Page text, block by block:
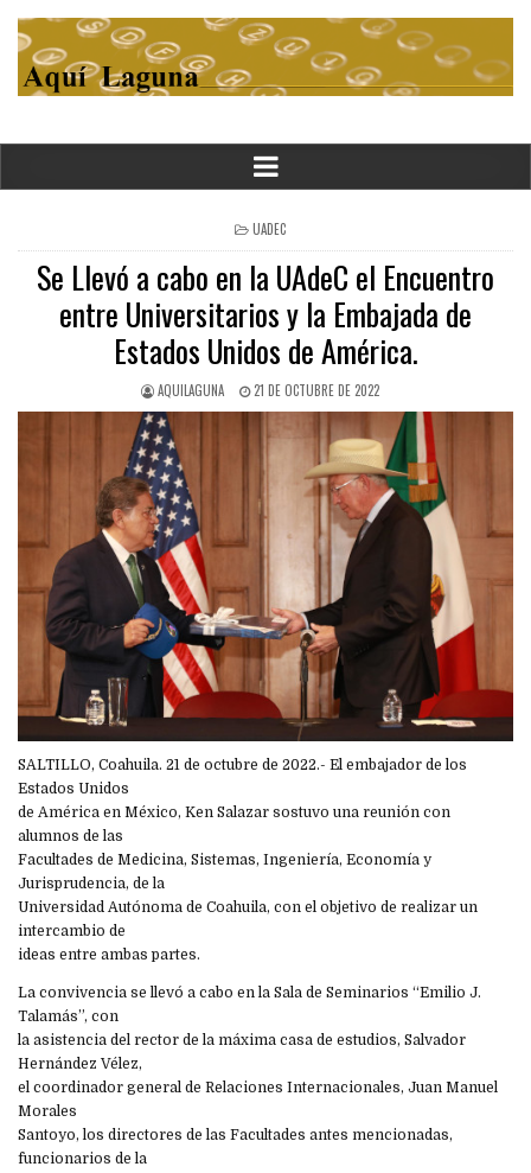
POSTED
IN
UADEC
Se Llevó a cabo en la UAdeC el Encuentro
entre Universitarios y la Embajada de
Estados Unidos de América.
AQUILAGUNA 21 DE OCTUBRE DE 2022
SALTILLO, Coahuila. 21 de octubre de 2022.- El embajador de los
Estados Unidos
de América en México, Ken Salazar sostuvo una reunión con
alumnos de las
Facultades de Medicina, Sistemas, Ingeniería, Economía y
Jurisprudencia, de la
Universidad Autónoma de Coahuila, con el objetivo de realizar un
intercambio de
ideas entre ambas partes.
La convivencia se llevó a cabo en la Sala de Seminarios “Emilio J.
Talamás”, con
la asistencia del rector de la máxima casa de estudios, Salvador
Hernández Vélez,
el coordinador general de Relaciones Internacionales, Juan Manuel
Morales
Santoyo, los directores de las Facultades antes mencionadas,
funcionarios de la